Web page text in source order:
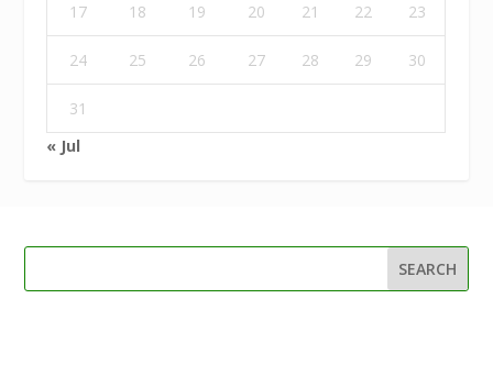
17 18 19 20 21 22 23
24 25 26 27 28 29 30
31
« Jul